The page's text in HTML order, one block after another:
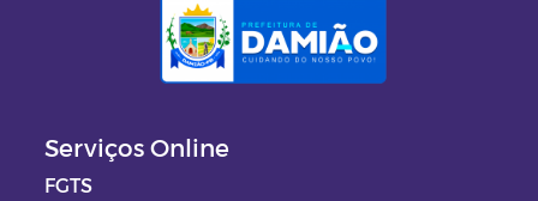
Serviços Online
FGTS